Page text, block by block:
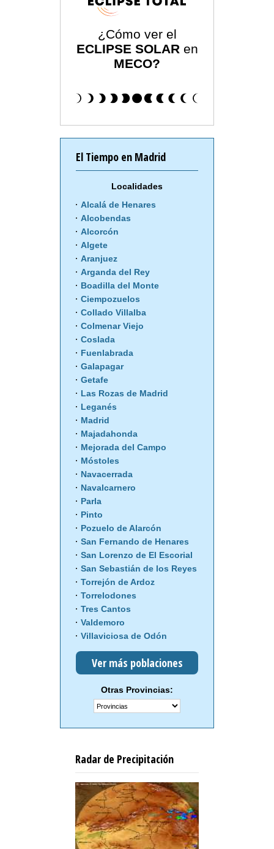
¿Cómo ver el
ECLIPSE SOLAR en
MECO?
El Tiempo en Madrid
Localidades
Alcalá de Henares
Alcobendas
Alcorcón
Algete
Aranjuez
Arganda del Rey
Boadilla del Monte
Ciempozuelos
Collado Villalba
Colmenar Viejo
Coslada
Fuenlabrada
Galapagar
Getafe
Las Rozas de Madrid
Leganés
Madrid
Majadahonda
Mejorada del Campo
Móstoles
Navacerrada
Navalcarnero
Parla
Pinto
Pozuelo de Alarcón
San Fernando de Henares
San Lorenzo de El Escorial
San Sebastián de los Reyes
Torrejón de Ardoz
Torrelodones
Tres Cantos
Valdemoro
Villaviciosa de Odón
Ver más poblaciones
Otras Provincias:
Radar de Precipitación